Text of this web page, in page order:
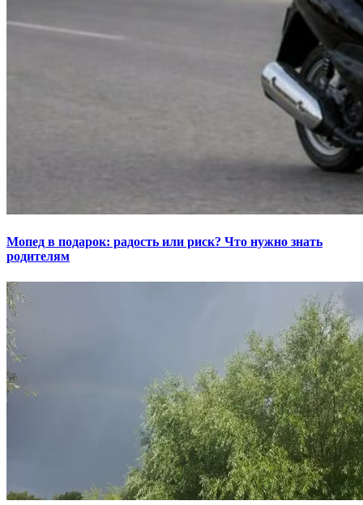
Мопед в подарок: радость или риск? Что нужно знать
родителям